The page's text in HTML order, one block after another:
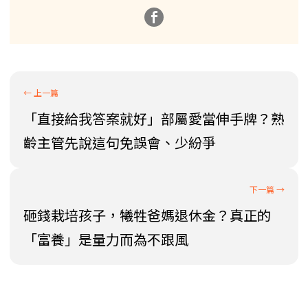
「直接給我答案就好」部屬愛當伸手牌？熟
齡主管先說這句免誤會、少紛爭
砸錢栽培孩子，犧牲爸媽退休金？真正的
「富養」是量力而為不跟風